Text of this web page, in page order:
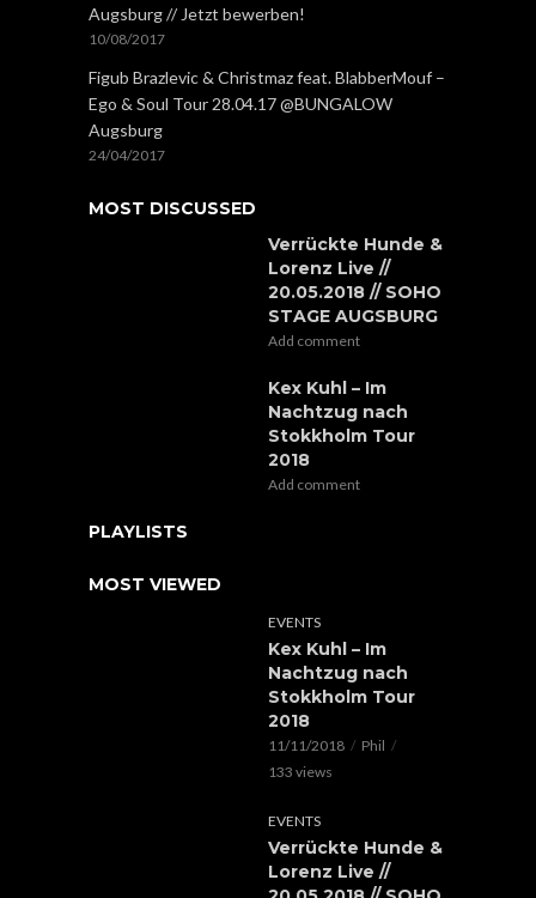
Augsburg // Jetzt bewerben!
10/08/2017
Figub Brazlevic & Christmaz feat. BlabberMouf –
Ego & Soul Tour 28.04.17 @BUNGALOW
Augsburg
24/04/2017
MOST DISCUSSED
Verrückte Hunde &
Lorenz Live //
20.05.2018 // SOHO
STAGE AUGSBURG
Add comment
Kex Kuhl – Im
Nachtzug nach
Stokkholm Tour
2018
Add comment
PLAYLISTS
MOST VIEWED
EVENTS
Kex Kuhl – Im
Nachtzug nach
Stokkholm Tour
2018
11/11/2018
Phil
133 views
EVENTS
Verrückte Hunde &
Lorenz Live //